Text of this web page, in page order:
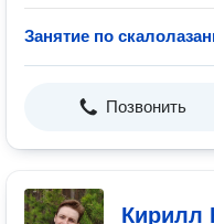
Занятие по
Позвонить
Кирилл